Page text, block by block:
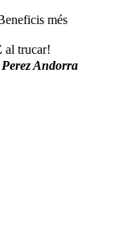
més
al trucar!
Perez Andorra